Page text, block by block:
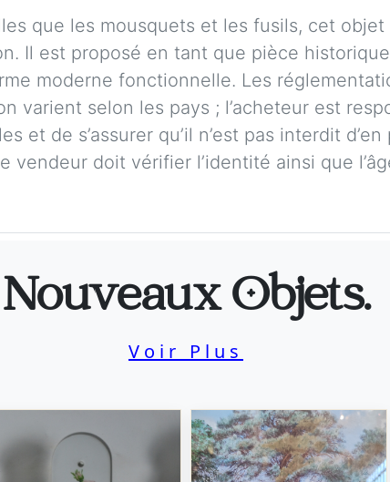
que les mousquets et les fusils, cet
Il est proposé en tant que pièce
moderne fonctionnelle. Les
varient selon les pays ; l’acheteur est
et de s’assurer qu’il n’est pas interdit
vendeur doit vérifier l’identité ainsi que
Nouveaux Objets.
Voir Plus